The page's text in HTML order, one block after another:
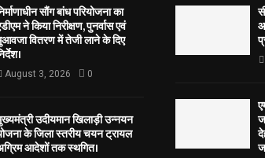
सौंग बांध परियोजना का
ने किया निरीक्षण, पुनर्वास एवं
वितरण में तेजी लाने के दिए
August 3, 2026 0
उदीयमान खिलाड़ी उन्नयन
के जिला स्तरीय चयन ट्रायल
आदेशों तक स्थगित।